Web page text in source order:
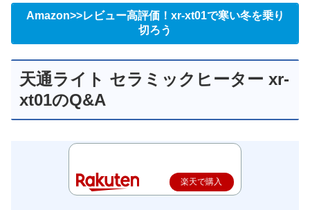
Amazon>>レビュー高評価！xr-xt01で寒い冬を乗り
切ろう
天通ライト セラミックヒーター xr-
xt01のQ&A
楽天で購入